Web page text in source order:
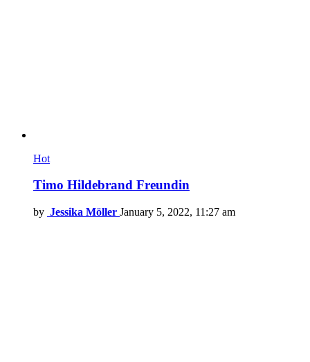
Hot
Timo Hildebrand Freundin
by Jessika Möller January 5, 2022, 11:27 am